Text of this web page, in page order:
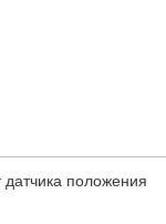
датчика положения